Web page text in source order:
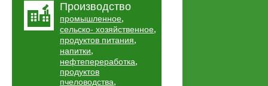
Производство
промышленное,
сельско- хозяйственное,
продуктов питания,
напитки,
нефтепереработка,
продуктов
пчеловодства,